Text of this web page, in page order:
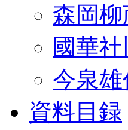
森岡
國華
今泉雄
資料目録